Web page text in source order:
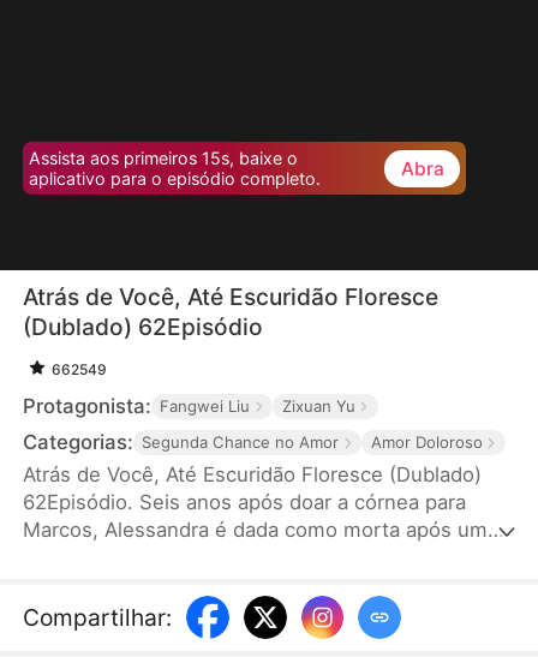
Assista aos primeiros 15s, baixe o
aplicativo para o episódio completo.
Abra
Atrás de Você, Até Escuridão Floresce
(Dublado) 62Episódio
662549
Protagonista: Fangwei Liu Zixuan Yu
Categorias: Segunda Chance no Amor Amor Doloroso
Atrás de Você, Até Escuridão Floresce (Dublado)
62Episódio. Seis anos após doar a córnea para
Marcos, Alessandra é dada como morta após uma
que a menina é sua filha biológica. Quando a
verdade vem à tona, já é tarde demais. Tudo o que
Compartilhar: